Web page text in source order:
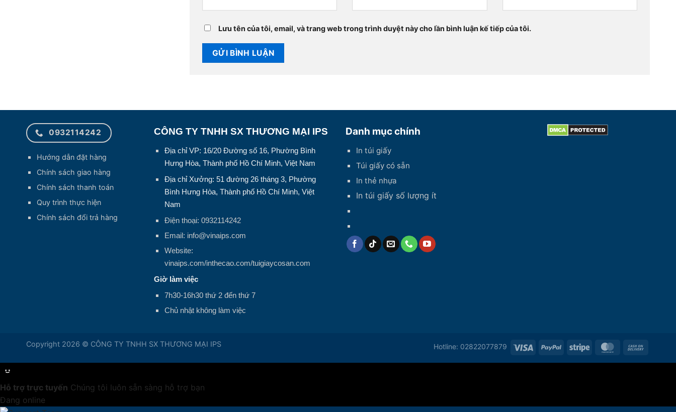
Lưu tên của tôi, email, và trang web trong trình duyệt này cho lần bình luận kế tiếp của tôi.
0932114242
Hướng dẫn đặt hàng
Chính sách giao hàng
Chính sách thanh toán
Quy trình thực hiện
Chính sách đổi trả hàng
CÔNG TY TNHH SX THƯƠNG MẠI IPS
Địa chỉ VP: 16/20 Đường số 16, Phường Bình
Hưng Hòa, Thành phố Hồ Chí Minh, Việt Nam
Địa chỉ Xưởng: 51 đường 26 tháng 3, Phường
Bình Hưng Hòa, Thành phố Hồ Chí Minh, Việt
Nam
Điện thoại: 0932114242
Email: info@vinaips.com
Website:
vinaips.com/inthecao.com/tuigiaycosan.com
Giờ làm việc
7h30-16h30 thứ 2 đến thứ 7
Chủ nhật không làm việc
Danh mục chính
In túi giấy
Túi giấy có sẵn
In thẻ nhựa
In túi giấy số lượng ít
Hotline: 02822077879
Copyright 2026 © CÔNG TY TNHH SX THƯƠNG MẠI IPS
Hỗ trợ trực tuyến Chúng tôi luôn sẵn sàng hỗ trợ bạn
Đang online